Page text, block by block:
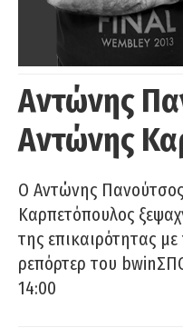
Αντώνης
Αντώνης
Ο Αντώνης
Καρπετόπουλος
της επικαιρότητας
ρεπόρτερ του
14:00